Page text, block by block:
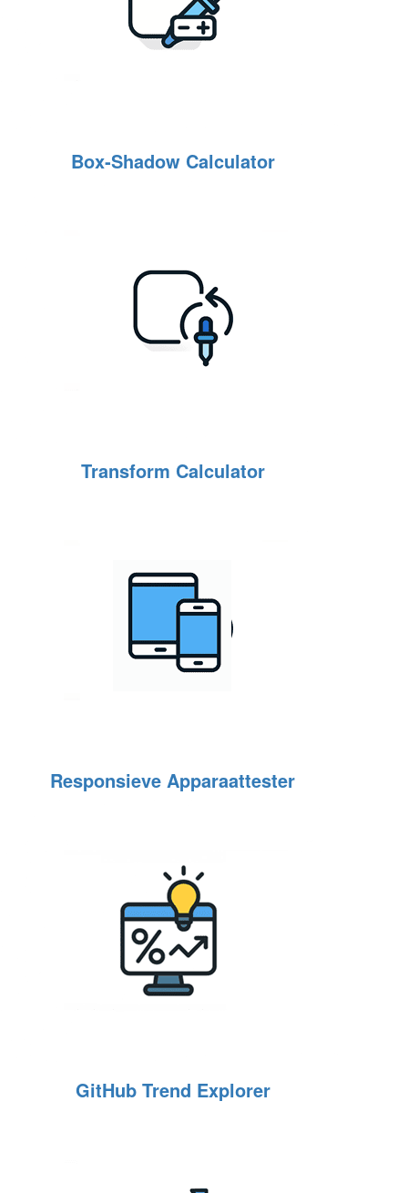
Box‑Shadow Calculator
Transform Calculator
Responsieve Apparaattester
GitHub Trend Explorer